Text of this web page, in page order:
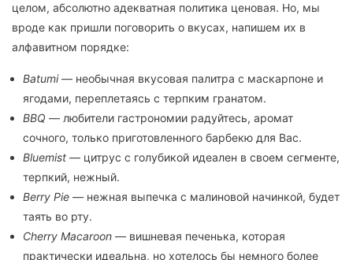
целом, абсолютно адекватная политика ценовая. Но, мы
вроде как пришли поговорить о вкусах, напишем их в
алфавитном порядке:
Batumi— необычная вкусовая палитра с маскарпоне и
ягодами, переплетаясь с терпким гранатом.
BBQ — любители гастрономии радуйтесь, аромат
сочного, только приготовленного барбекю для Вас.
Bluemist — цитрус с голубикой идеален в своем сегменте,
терпкий, нежный.
Berry Pie — нежная выпечка с малиновой начинкой, будет
таять во рту.
Cherry Macaroon — вишневая печенька, которая
практически идеальна, но хотелось бы немного более